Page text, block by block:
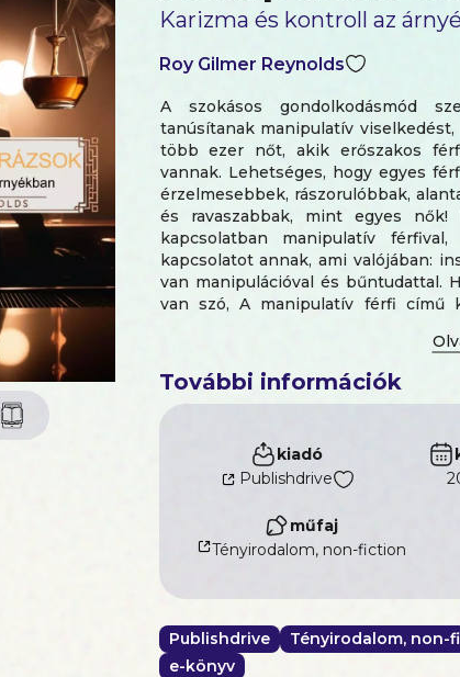
Karizma és kontroll az
Roy Gilmer Reynolds
A szokásos gondolkodásmód
tanúsítanak manipulatív
több ezer nőt, akik erőszakos
vannak. Lehetséges, hogy egyes
érzelmesebbek, rászorulóbbak,
és ravaszabbak, mint egyes
kapcsolatban manipulatív
kapcsolatot annak, ami valójában:
van manipulációval és bűntudattal.
van szó, A manipulatív férfi című
partnerének világos határok és
találékonyak és megerősíthetik a
elolvasásával a szerző
manipulatív pasik jeleit a
véget a kapcsolatnak.
További információk
kiadó
Publishdrive
műfaj
Tényirodalom, non-fiction
Publishdrive Tényirodalom, non-
e-könyv